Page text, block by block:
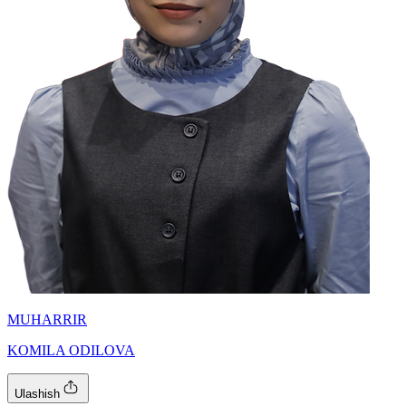
MUHARRIR
KOMILA ODILOVA
Ulashish